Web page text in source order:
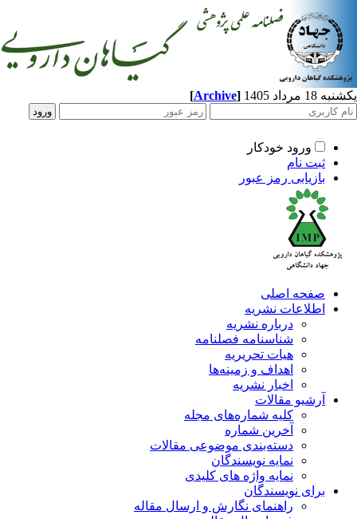
1405
[Archive]
ورود خودکار
ثبت نام
بازیابی رمز عبور
صفحه اصلی
اطلاعات نشریه
درباره نشریه
شناسنامه فصلنامه
هیات تحریریه
اهداف و زمینه‌ها
اخبار نشریه
آرشیو مقالات
کلیه شماره‌های مجله
آخرین شماره
دسته‌بندی موضوعی مقالات
نمایه نویسندگان
نمایه واژه های کلیدی
برای نویسندگان
راهنمای نگارش و ارسال مقاله